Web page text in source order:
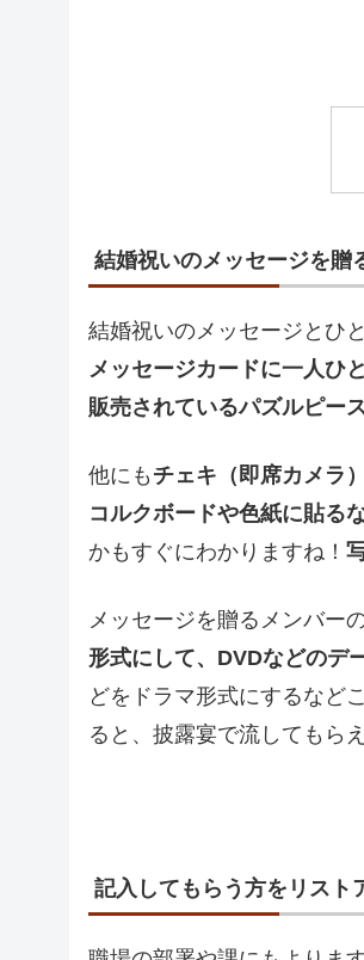
結婚祝いのメッセージを贈
結婚祝いのメッセージとひ
メッセージカードに一人ひ
販売されているパズルピー
他にも チェキ（即席カメラ
コルクボードや色紙に貼る
かもすぐにわかりますね！
メッセージを贈るメンバー
形式にして、DVDなどのデ
どをドラマ形式にするなど
ると、披露宴で流してもら
記入してもらう方をリスト